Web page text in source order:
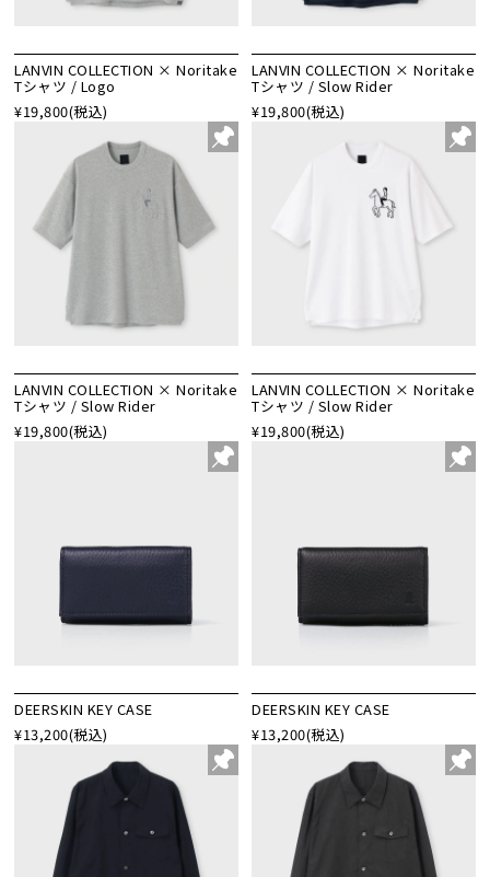
LANVIN COLLECTION × Noritake
Tシャツ / Logo
¥19,800(税込)
LANVIN COLLECTION × Noritake
Tシャツ / Slow Rider
¥19,800(税込)
LANVIN COLLECTION × Noritake
Tシャツ / Slow Rider
¥19,800(税込)
LANVIN COLLECTION × Noritake
Tシャツ / Slow Rider
¥19,800(税込)
DEERSKIN KEY CASE
¥13,200(税込)
DEERSKIN KEY CASE
¥13,200(税込)